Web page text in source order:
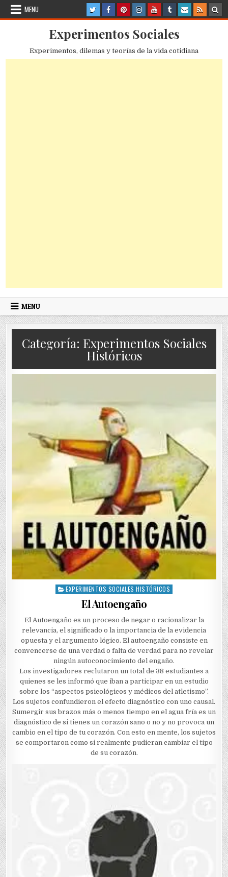
Skip
MENU
Experimentos Sociales
Experimentos, dilemas y teorías de la vida cotidiana
MENU
Categoría: Experimentos Sociales
Históricos
Posted
EXPERIMENTOS SOCIALES HISTÓRICOS
El Autoengaño
El Autoengaño es un proceso de negar o racionalizar la
relevancia, el significado o la importancia de la evidencia
opuesta y el argumento lógico. El autoengaño consiste en
convencerse de una verdad o falta de verdad para no revelar
ningún autoconocimiento del engaño.
Los investigadores reclutaron un total de 38 estudiantes a
quienes se les informó que iban a participar en un estudio
sobre los “aspectos psicológicos y médicos del atletismo”.
Los sujetos confundieron el efecto diagnóstico con uno causal.
Sumergir sus brazos más o menos tiempo en el agua fría es un
diagnóstico de si tienes un corazón sano o no y no provoca un
cambio en el tipo de tu corazón. Con esto en mente, los sujetos
se comportaron como si realmente pudieran cambiar el tipo
de su corazón.